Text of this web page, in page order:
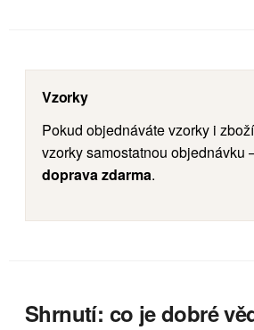
Vzorky
Pokud objednáváte vzorky i
vzorky samostatnou objednávku
doprava zdarma.
Shrnutí: co je dobré